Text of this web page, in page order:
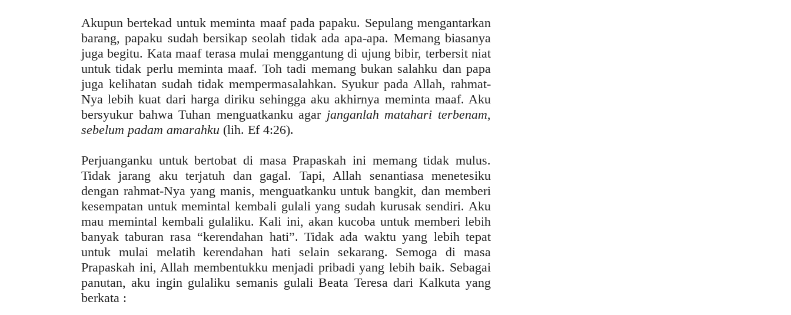
Akupun bertekad untuk meminta maaf pada papaku. Sepulang mengantarkan
barang, papaku sudah bersikap seolah tidak ada apa-apa. Memang biasanya
juga begitu. Kata maaf terasa mulai menggantung di ujung bibir, terbersit niat
untuk tidak perlu meminta maaf. Toh tadi memang bukan salahku dan papa
juga kelihatan sudah tidak mempermasalahkan. Syukur pada Allah, rahmat-
Nya lebih kuat dari harga diriku sehingga aku akhirnya meminta maaf. Aku
bersyukur bahwa Tuhan menguatkanku agar janganlah matahari terbenam,
sebelum padam amarahku (lih. Ef 4:26).
Perjuanganku untuk bertobat di masa Prapaskah ini memang tidak mulus.
Tidak jarang aku terjatuh dan gagal. Tapi, Allah senantiasa menetesiku
dengan rahmat-Nya yang manis, menguatkanku untuk bangkit, dan memberi
kesempatan untuk memintal kembali gulali yang sudah kurusak sendiri. Aku
mau memintal kembali gulaliku. Kali ini, akan kucoba untuk memberi lebih
banyak taburan rasa “kerendahan hati”. Tidak ada waktu yang lebih tepat
untuk mulai melatih kerendahan hati selain sekarang. Semoga di masa
Prapaskah ini, Allah membentukku menjadi pribadi yang lebih baik. Sebagai
panutan, aku ingin gulaliku semanis gulali Beata Teresa dari Kalkuta yang
berkata :